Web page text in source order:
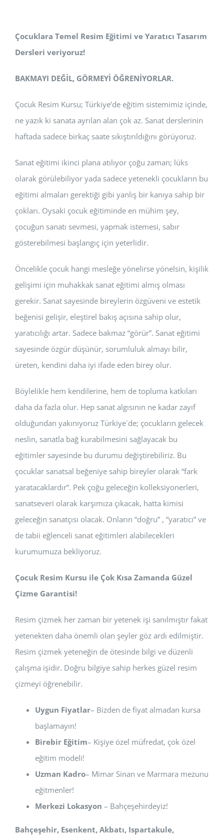
Çocuklara Temel Resim Eğitimi ve Yaratıcı Tasarım
Dersleri veriyoruz!
BAKMAYI DEĞİL, GÖRMEYİ ÖĞRENİYORLAR.
Çocuk Resim Kursu; Türkiye’de eğitim sistemimiz içinde,
ne yazık ki sanata ayrılan alan çok az. Sanat derslerinin
haftada sadece birkaç saate sıkıştırıldığını görüyoruz.
Sanat eğitimi ikinci plana atılıyor çoğu zaman; lüks
olarak görülebiliyor yada sadece yetenekli çocukların bu
eğitimi almaları gerektiği gibi yanlış bir kanıya sahip bir
çokları. Oysaki çocuk eğitiminde en mühim şey,
çocuğun sanatı sevmesi, yapmak istemesi, sabır
gösterebilmesi başlangıç için yeterlidir.
Öncelikle çocuk hangi mesleğe yönelirse yönelsin, kişilik
gelişimi için muhakkak sanat eğitimi almış olması
gerekir. Sanat sayesinde bireylerin özgüveni ve estetik
beğenisi gelişir, eleştirel bakış açısına sahip olur,
yaratıcılığı artar. Sadece bakmaz “görür”. Sanat eğitimi
sayesinde özgür düşünür, sorumluluk almayı bilir,
üreten, kendini daha iyi ifade eden birey olur.
Böylelikle hem kendilerine, hem de topluma katkıları
daha da fazla olur. Hep sanat algısının ne kadar zayıf
olduğundan yakınıyoruz Türkiye`de; çocukların gelecek
neslin, sanatla bağ kurabilmesini sağlayacak bu
eğitimler sayesinde bu durumu değiştirebiliriz. Bu
çocuklar sanatsal beğeniye sahip bireyler olarak “fark
yaratacaklardır”. Pek çoğu geleceğin kolleksiyonerleri,
sanatseveri olarak karşımıza çıkacak, hatta kimisi
geleceğin sanatçısı olacak. Onların “doğru” , “yaratıcı” ve
de tabii eğlenceli sanat eğitimleri alabilecekleri
kurumumuza bekliyoruz.
Çocuk Resim Kursu ile Çok Kısa Zamanda Güzel
Çizme Garantisi!
Resim çizmek her zaman bir yetenek işi sanılmıştır fakat
yetenekten daha önemli olan şeyler göz ardı edilmiştir.
Resim çizmek yeteneğin de ötesinde bilgi ve düzenli
çalışma işidir. Doğru bilgiye sahip herkes güzel resim
çizmeyi öğrenebilir.
Uygun Fiyatlar– Bizden de fiyat almadan kursa
başlamayın!
Birebir Eğitim– Kişiye özel müfredat, çok özel
eğitim modeli!
Uzman Kadro– Mimar Sinan ve Marmara mezunu
eğitmenler!
Merkezi Lokasyon – Bahçeşehirdeyiz!
Bahçeşehir, Esenkent, Akbatı, Ispartakule,